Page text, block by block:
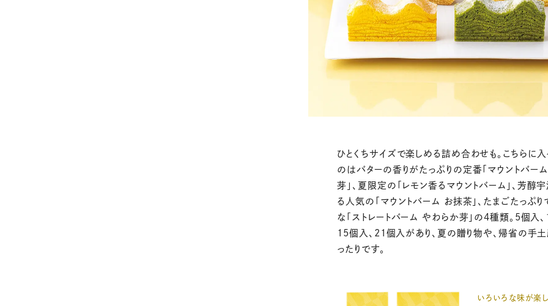
ひとくちサイズで楽しめる詰め合わせも。こちらに
のはバターの香りがたっぷりの定番「マウントバー
芽」、夏限定の「レモン香るマウントバーム」、芳醇
る人気の「マウントバーム お抹茶」、たまごたっぷり
な「ストレートバーム やわらか芽」の4種類。5個入
15個入、21個入があり、夏の贈り物や、帰省の手
ったりです。
いろいろな味が楽